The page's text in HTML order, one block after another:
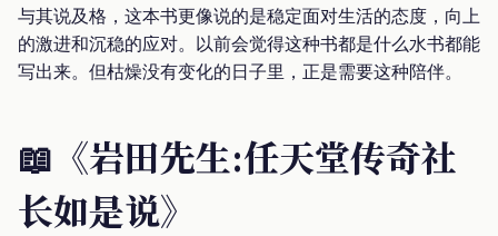
与其说及格，这本书更像说的是稳定面对生活的态度，向上
的激进和沉稳的应对。以前会觉得这种书都是什么水书都能
写出来。但枯燥没有变化的日子里，正是需要这种陪伴。
📖《岩田先生:任天堂传奇社
长如是说》